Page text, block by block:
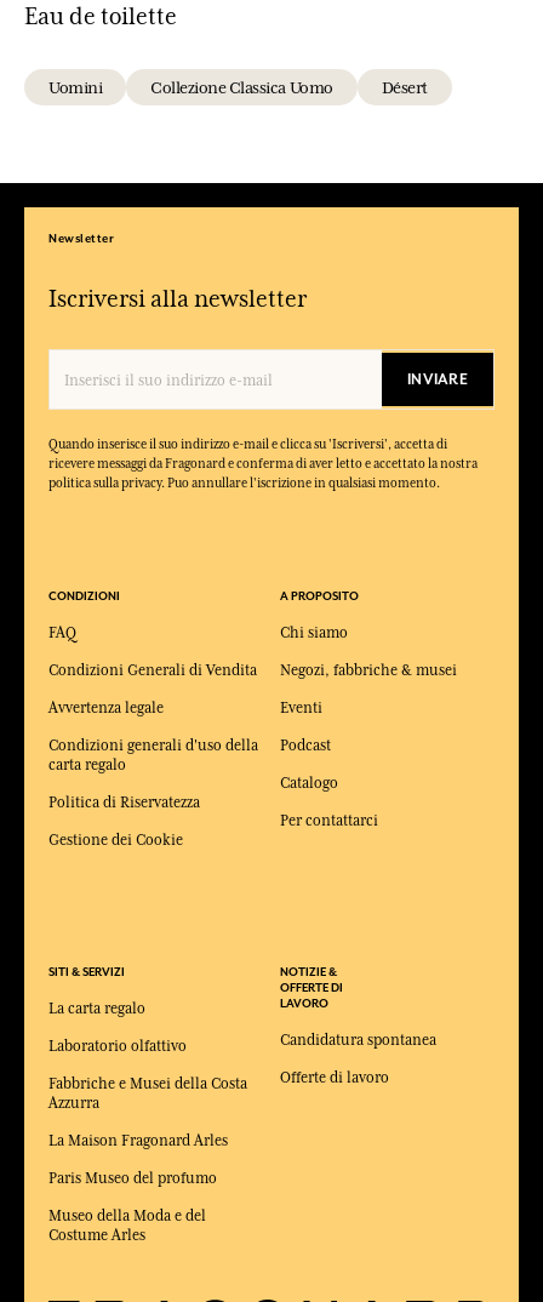
Eau de toilette
Uomini Collezione Classica Uomo Désert
Newsletter
Iscriversi alla newsletter
INVIARE
Quando inserisce il suo indirizzo e-mail e clicca su 'Iscriversi', accetta di
ricevere messaggi da Fragonard e conferma di aver letto e accettato la nostra
politica sulla privacy. Puo annullare l'iscrizione in qualsiasi momento.
CONDIZIONI
FAQ
Condizioni Generali di Vendita
Avvertenza legale
Condizioni generali d'uso della
carta regalo
Politica di Riservatezza
Gestione dei Cookie
SITI & SERVIZI
La carta regalo
Laboratorio olfattivo
Fabbriche e Musei della Costa
Azzurra
La Maison Fragonard Arles
Paris Museo del profumo
Museo della Moda e del
Costume Arles
A PROPOSITO
Chi siamo
Negozi, fabbriche & musei
Eventi
Podcast
Catalogo
Per contattarci
NOTIZIE &
OFFERTE DI
LAVORO
Candidatura spontanea
Offerte di lavoro